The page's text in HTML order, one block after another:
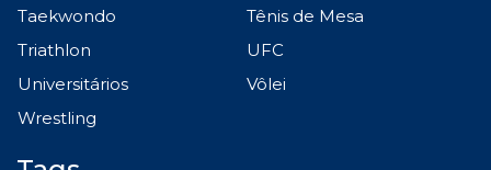
Taekwondo
Tênis de Mesa
Triathlon
UFC
Universitários
Vôlei
Wrestling